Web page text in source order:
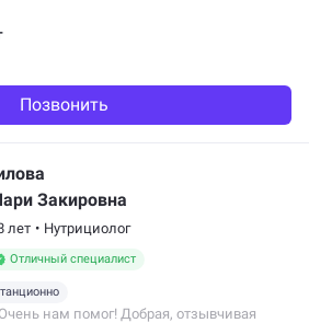
клиника сразу у входа
Позвонить
Закировна
лет • Нутрициолог
Отличный специалист
нам помог! Добрая, отзывчивая